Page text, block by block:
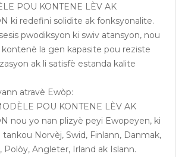
POU KONTENE LÈV AK
ki redefini solidite ak fonksyonalite.
pwodiksyon ki swiv atansyon, nou
kontenè la gen kapasite pou reziste
ak li satisfè estanda kalite
atravè Ewòp:
POU KONTENE LÈV AK
nou yo nan plizyè peyi Ewopeyen, ki
Norvèj, Swid, Finlann, Danmak,
Polòy, Angleter, Irland ak Islann.